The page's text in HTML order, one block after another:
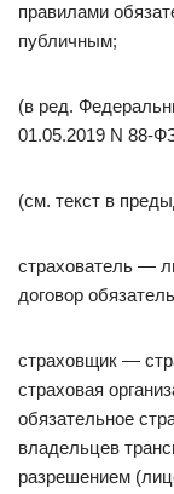
правилами
публичным;
(в ред.
01.05.2019 N 88-
(см. текст в
страхователь —
договор
страховщик —
страховая
обязательное
владельцев
разрешением